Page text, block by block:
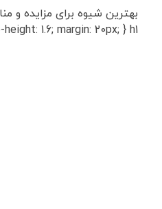
1.6; margin: 20px; } h1 { ...